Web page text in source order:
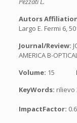
Autors
Largo E. Fermi 6,
Journal/Review:
AMERICA B-
Volume: 15
KeyWords: rilievo
ImpactFactor: